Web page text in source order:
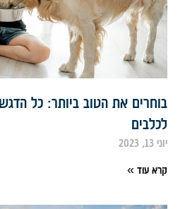
את הטוב ביותר: כל הדגשים
עוד »